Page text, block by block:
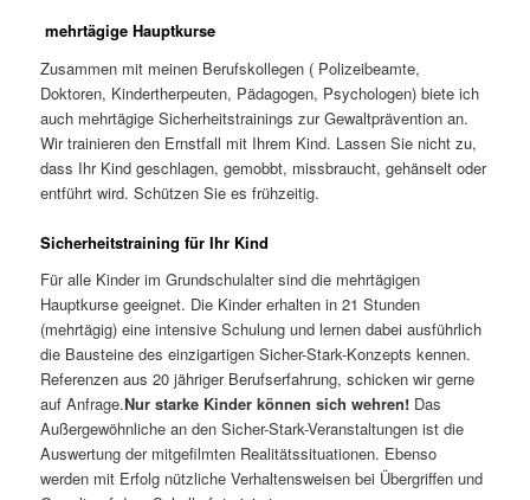
mehrtägige Hauptkurse
Zusammen mit meinen Berufskollegen ( Polizeibeamte,
Doktoren, Kindertherpeuten, Pädagogen, Psychologen) biete ich
auch mehrtägige Sicherheitstrainings zur Gewaltprävention an.
Wir trainieren den Ernstfall mit Ihrem Kind. Lassen Sie nicht zu,
dass Ihr Kind geschlagen, gemobbt, missbraucht, gehänselt oder
entführt wird. Schützen Sie es frühzeitig.
Sicherheitstraining für Ihr Kind
Für alle Kinder im Grundschulalter sind die mehrtägigen
Hauptkurse geeignet. Die Kinder erhalten in 21 Stunden
(mehrtägig) eine intensive Schulung und lernen dabei ausführlich
die Bausteine des einzigartigen Sicher-Stark-Konzepts kennen.
Referenzen aus 20 jähriger Berufserfahrung, schicken wir gerne
auf Anfrage.Nur starke Kinder können sich wehren! Das
Außergewöhnliche an den Sicher-Stark-Veranstaltungen ist die
Auswertung der mitgefilmten Realitätssituationen. Ebenso
werden mit Erfolg nützliche Verhaltensweisen bei Übergriffen und